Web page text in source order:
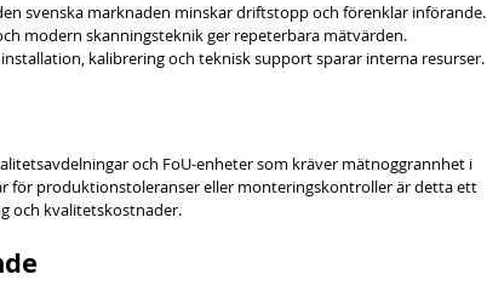
svenska marknaden minskar driftstopp och förenklar införande.
modern skanningsteknik ger repeterbara mätvärden.
kalibrering och teknisk support sparar interna resurser.
och FoU-enheter som kräver mätnoggrannhet i
för produktionstoleranser eller monteringskontroller är detta ett
och kvalitetskostnader.